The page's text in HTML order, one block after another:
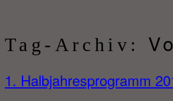
Tag-Archiv:
1. Halbjahresprogramm